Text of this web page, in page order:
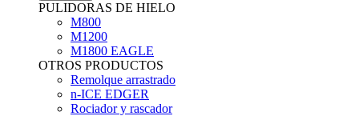
PULIDORAS DE HIELO
M800
M1200
M1800 EAGLE
OTROS PRODUCTOS
Remolque arrastrado
n-ICE EDGER
Rociador y rascador